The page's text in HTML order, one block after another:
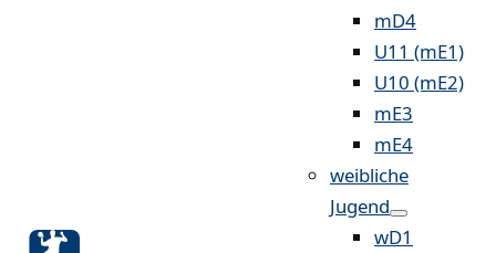
mD4
U11 (mE1)
U10 (mE2)
mE3
mE4
weibliche
Jugend
wD1